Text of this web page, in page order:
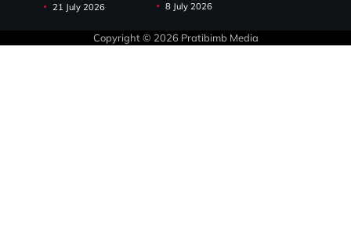
21 July 2026
8 July 2026
Copyright © 2026 Pratibimb Media